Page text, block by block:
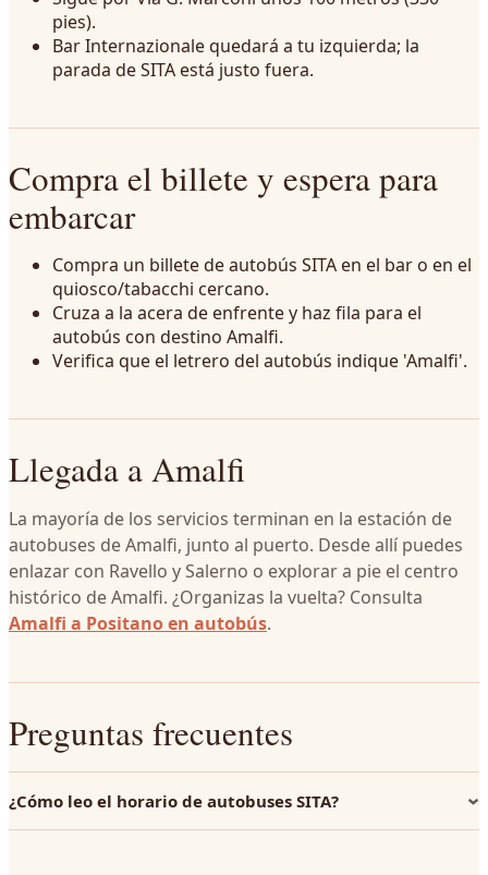
pies).
Bar Internazionale quedará a tu izquierda; la
parada de SITA está justo fuera.
Compra el billete y espera para
embarcar
Compra un billete de autobús SITA en el bar o en el
quiosco/tabacchi cercano.
Cruza a la acera de enfrente y haz fila para el
autobús con destino Amalfi.
Verifica que el letrero del autobús indique 'Amalfi'.
Llegada a Amalfi
La mayoría de los servicios terminan en la estación de
autobuses de Amalfi, junto al puerto. Desde allí puedes
enlazar con Ravello y Salerno o explorar a pie el centro
histórico de Amalfi. ¿Organizas la vuelta? Consulta
Amalfi a Positano en autobús.
Preguntas frecuentes
¿Cómo leo el horario de autobuses SITA?